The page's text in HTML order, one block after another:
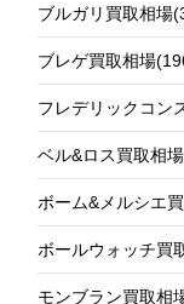
ブルガリ買取相場
ブレゲ買取相場
フレデリックコン
ベル&ロス買取相場
ボーム&メルシエ
ボールウォッチ買
モンブラン買取相